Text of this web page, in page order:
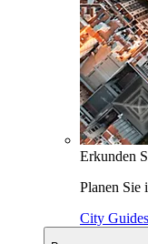
Erkunden
Planen Sie
City